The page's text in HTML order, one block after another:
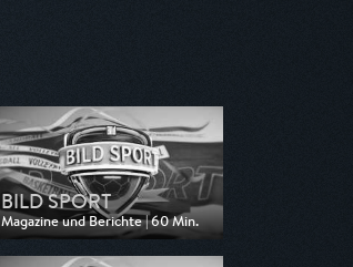
BILD SPORT
Magazine und Berichte | 60 Min.
Ausgestrahlt von WELT
am 26.04.2026, 14:00